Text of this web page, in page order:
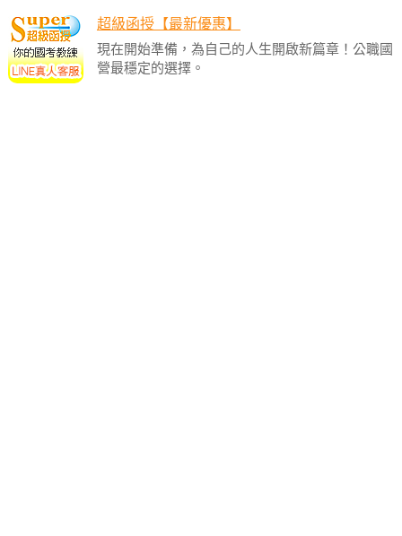
超級函授【最新優惠】
現在開始準備，為自己的人生開啟新篇章！公職國
營最穩定的選擇。